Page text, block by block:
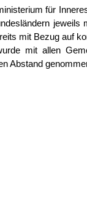
für
mit Bezug auf
mit allen
Abstand